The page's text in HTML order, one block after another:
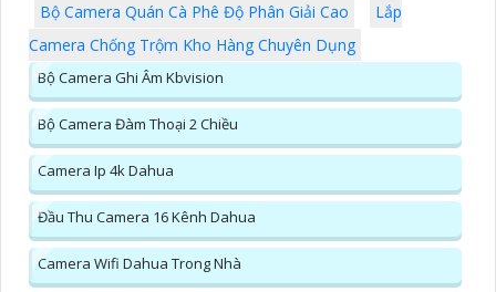
Bộ Camera Quán Cà Phê Độ Phân Giải Cao
Lắp
Camera Chống Trộm Kho Hàng Chuyên Dụng
Bộ Camera Ghi Âm Kbvision
Bộ Camera Đàm Thoại 2 Chiều
Camera Ip 4k Dahua
Đầu Thu Camera 16 Kênh Dahua
Camera Wifi Dahua Trong Nhà